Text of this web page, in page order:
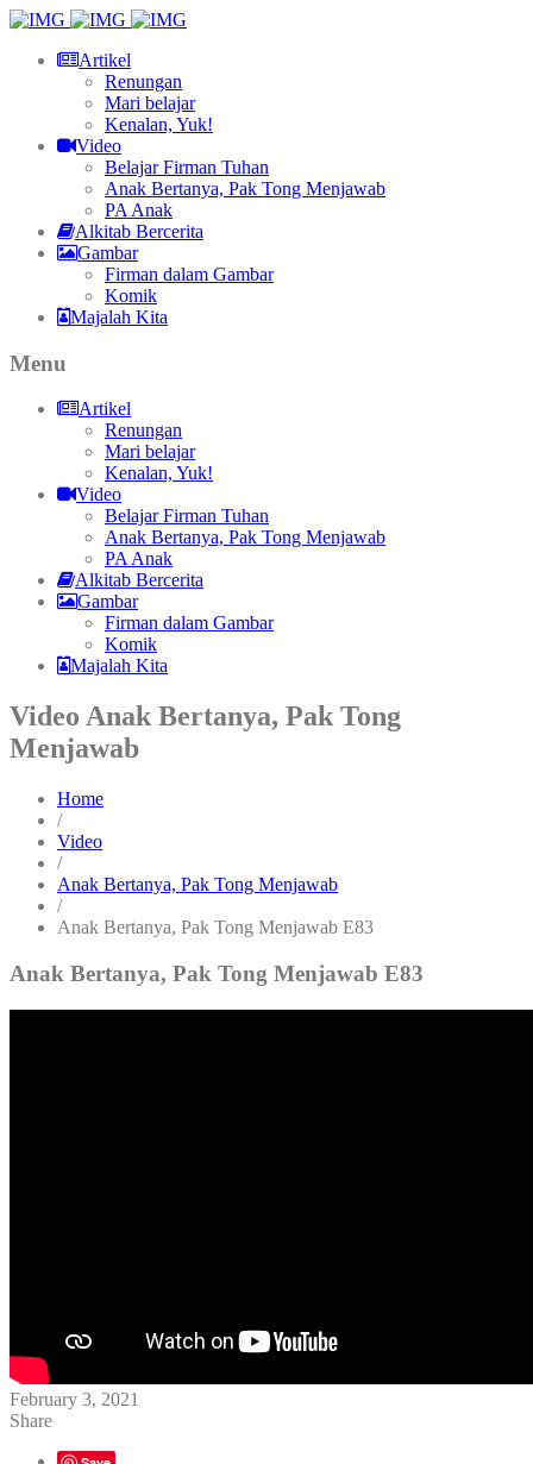
Artikel
Renungan
Mari belajar
Kenalan, Yuk!
Video
Belajar Firman Tuhan
Anak Bertanya, Pak Tong Menjawab
PA Anak
Alkitab Bercerita
Gambar
Firman dalam Gambar
Komik
Majalah Kita
Menu
Artikel
Renungan
Mari belajar
Kenalan, Yuk!
Video
Belajar Firman Tuhan
Anak Bertanya, Pak Tong Menjawab
PA Anak
Alkitab Bercerita
Gambar
Firman dalam Gambar
Komik
Majalah Kita
Video Anak Bertanya, Pak Tong
Menjawab
Home
/
Video
/
Anak Bertanya, Pak Tong Menjawab
/
Anak Bertanya, Pak Tong Menjawab E83
Anak Bertanya, Pak Tong Menjawab E83
February 3, 2021
Share